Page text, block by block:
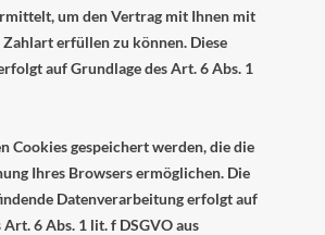
um den Vertrag mit Ihnen mit
erfüllen zu können. Diese
auf Grundlage des Art. 6 Abs. 1
Cookies gespeichert werden, die die
Ihres Browsers ermöglichen. Die
Datenverarbeitung erfolgt auf
Art. 6 Abs. 1 lit. f DSGVO aus